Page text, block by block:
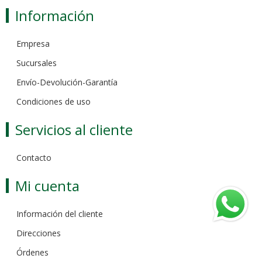
Información
Empresa
Sucursales
Envío-Devolución-Garantía
Condiciones de uso
Servicios al cliente
Contacto
Mi cuenta
Información del cliente
Direcciones
Órdenes